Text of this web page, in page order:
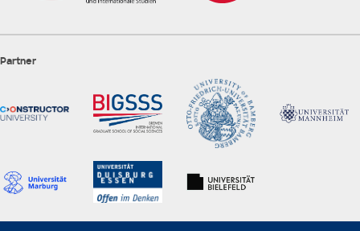
Partner